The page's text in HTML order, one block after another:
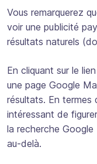
Vous remarquerez
voir une publicité
résultats naturels
En cliquant sur le
une page Google
résultats. En termes
intéressant de
la recherche
au-delà.